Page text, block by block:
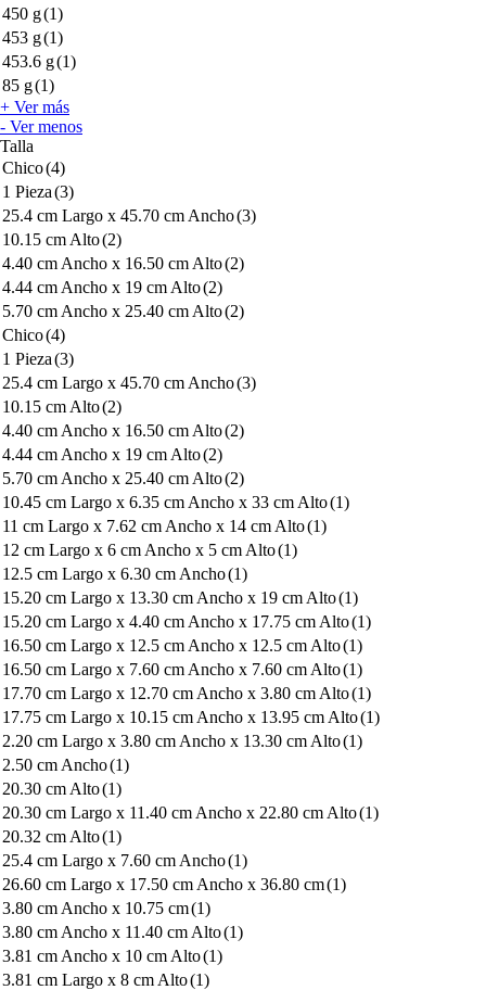
450 g(1)
453 g(1)
453.6 g(1)
85 g(1)
+ Ver más
- Ver menos
Talla
Chico(4)
1 Pieza(3)
25.4 cm Largo x 45.70 cm Ancho(3)
10.15 cm Alto(2)
4.40 cm Ancho x 16.50 cm Alto(2)
4.44 cm Ancho x 19 cm Alto(2)
5.70 cm Ancho x 25.40 cm Alto(2)
Chico(4)
1 Pieza(3)
25.4 cm Largo x 45.70 cm Ancho(3)
10.15 cm Alto(2)
4.40 cm Ancho x 16.50 cm Alto(2)
4.44 cm Ancho x 19 cm Alto(2)
5.70 cm Ancho x 25.40 cm Alto(2)
10.45 cm Largo x 6.35 cm Ancho x 33 cm Alto(1)
11 cm Largo x 7.62 cm Ancho x 14 cm Alto(1)
12 cm Largo x 6 cm Ancho x 5 cm Alto(1)
12.5 cm Largo x 6.30 cm Ancho(1)
15.20 cm Largo x 13.30 cm Ancho x 19 cm Alto(1)
15.20 cm Largo x 4.40 cm Ancho x 17.75 cm Alto(1)
16.50 cm Largo x 12.5 cm Ancho x 12.5 cm Alto(1)
16.50 cm Largo x 7.60 cm Ancho x 7.60 cm Alto(1)
17.70 cm Largo x 12.70 cm Ancho x 3.80 cm Alto(1)
17.75 cm Largo x 10.15 cm Ancho x 13.95 cm Alto(1)
2.20 cm Largo x 3.80 cm Ancho x 13.30 cm Alto(1)
2.50 cm Ancho(1)
20.30 cm Alto(1)
20.30 cm Largo x 11.40 cm Ancho x 22.80 cm Alto(1)
20.32 cm Alto(1)
25.4 cm Largo x 7.60 cm Ancho(1)
26.60 cm Largo x 17.50 cm Ancho x 36.80 cm(1)
3.80 cm Ancho x 10.75 cm(1)
3.80 cm Ancho x 11.40 cm Alto(1)
3.81 cm Ancho x 10 cm Alto(1)
3.81 cm Largo x 8 cm Alto(1)